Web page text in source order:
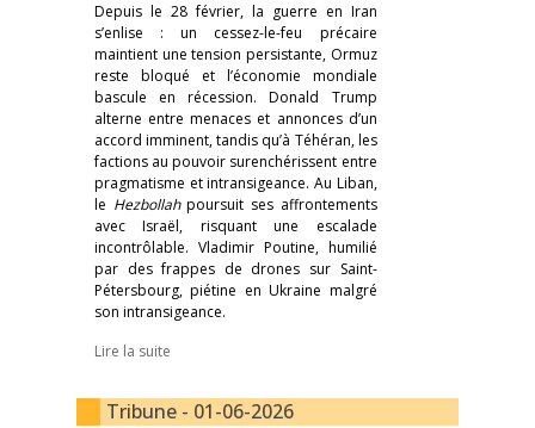
Depuis le 28 février, la guerre en Iran
s’enlise : un cessez-le-feu précaire
maintient une tension persistante, Ormuz
reste bloqué et l’économie mondiale
bascule en récession. Donald Trump
alterne entre menaces et annonces d’un
accord imminent, tandis qu’à Téhéran, les
factions au pouvoir surenchérissent entre
pragmatisme et intransigeance. Au Liban,
le Hezbollahpoursuit ses affrontements
avec Israël, risquant une escalade
incontrôlable. Vladimir Poutine, humilié
par des frappes de drones sur Saint-
Pétersbourg, piétine en Ukraine malgré
son intransigeance.
Lire la suite
Tribune - 01-06-2026